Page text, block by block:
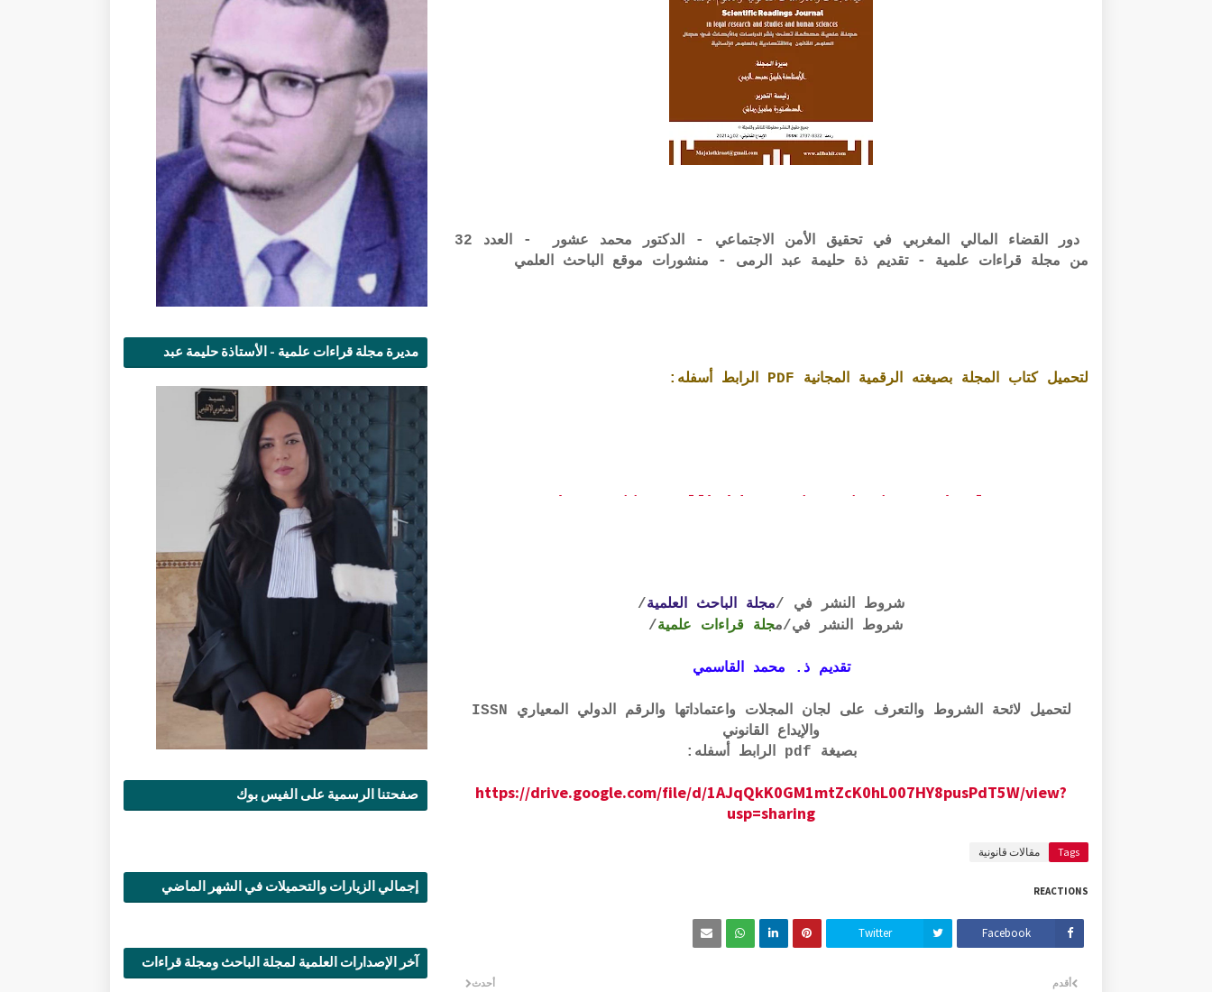
دور القضاء المالي المغربي في تحقيق الأمن الاجتماعي - الدكتور محمد عشور - العدد 32
من مجلة قراءات علمية - تقديم ذة حليمة عبد الرمى - منشورات موقع الباحث العلمي
لتحميل كتاب المجلة بصيغته الرقمية المجانية PDF الرابط أسفله:
https://www.allbahit.com/2024/06/32-70.html
شروط النشر في /مجلة الباحث العلمية/
شروط النشر في/مجلة قراءات علمية/
تقديم ذ. محمد القاسمي
لتحميل لائحة الشروط والتعرف على لجان المجلات واعتماداتها والرقم الدولي المعياري ISSN
والإيداع القانوني
بصيغة pdf الرابط أسفله:
https://drive.google.com/file/d/1AJqQkK0GM1mtZcK0hL007HY8pusPdT5W/view?
usp=sharing
Tags مقالات قانونية
REACTIONS
Facebook
Twitter
أحدث أقدم
مديرة مجلة قراءات علمية - الأستاذة حليمة عبد
صفحتنا الرسمية على الفيس بوك
إجمالي الزيارات والتحميلات في الشهر الماضي
آخر الإصدارات العلمية لمجلة الباحث ومجلة قراءات